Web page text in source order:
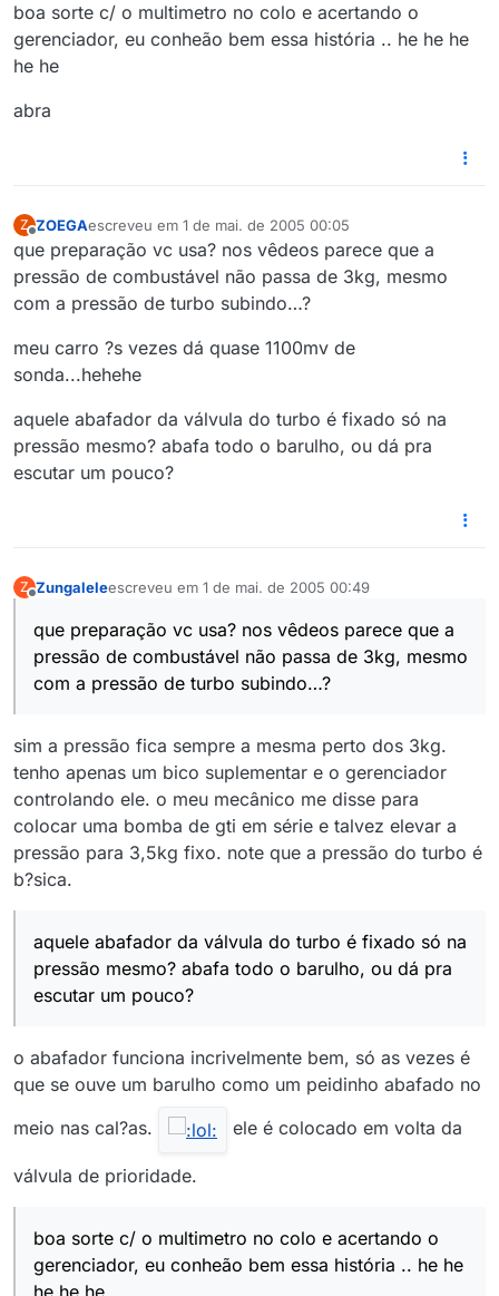
boa sorte c/ o multimetro no colo e acertando o
gerenciador, eu conheão bem essa história .. he he he
he he
abra
Z ZOEGAescreveu em 1 de mai. de 2005 00:05
última edição por
que preparação vc usa? nos vêdeos parece que a
pressão de combustável não passa de 3kg, mesmo
com a pressão de turbo subindo…?
meu carro ?s vezes dá quase 1100mv de
sonda...hehehe
aquele abafador da válvula do turbo é fixado só na
pressão mesmo? abafa todo o barulho, ou dá pra
escutar um pouco?
Z Zungaleleescreveu em 1 de mai. de 2005 00:49
última edição por
que preparação vc usa? nos vêdeos parece que a
pressão de combustável não passa de 3kg, mesmo
com a pressão de turbo subindo…?
sim a pressão fica sempre a mesma perto dos 3kg.
tenho apenas um bico suplementar e o gerenciador
controlando ele. o meu mecânico me disse para
colocar uma bomba de gti em série e talvez elevar a
pressão para 3,5kg fixo. note que a pressão do turbo é
b?sica.
aquele abafador da válvula do turbo é fixado só na
pressão mesmo? abafa todo o barulho, ou dá pra
escutar um pouco?
o abafador funciona incrivelmente bem, só as vezes é
que se ouve um barulho como um peidinho abafado no
meio nas cal?as.
ele é colocado em volta da
válvula de prioridade.
boa sorte c/ o multimetro no colo e acertando o
gerenciador, eu conheão bem essa história .. he he